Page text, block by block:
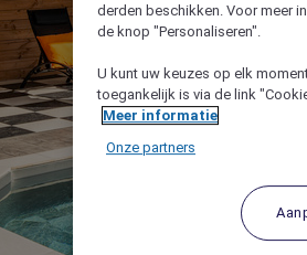
derden beschikken. Voor meer
de knop "Personaliseren".
U kunt uw keuzes op elk
toegankelijk is via de link
Meer informatie
Onze partners